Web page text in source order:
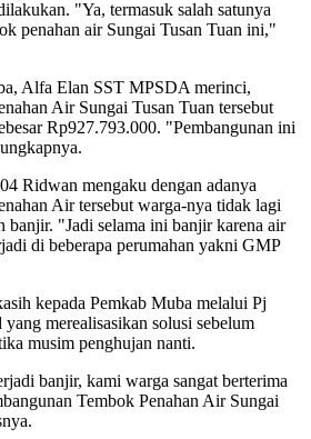
"Ya, termasuk salah satunya
penahan air Sungai Tusan Tuan ini,"
Alfa Elan SST MPSDA merinci,
Air Sungai Tusan Tuan tersebut
Rp927.793.000. "Pembangunan ini
Ridwan mengaku dengan adanya
Air tersebut warga-nya tidak lagi
banjir. "Jadi selama ini banjir karena air
di beberapa perumahan yakni GMP
kepada Pemkab Muba melalui Pj
merealisasikan solusi sebelum
musim penghujan nanti.
banjir, kami warga sangat berterima
Tembok Penahan Air Sungai